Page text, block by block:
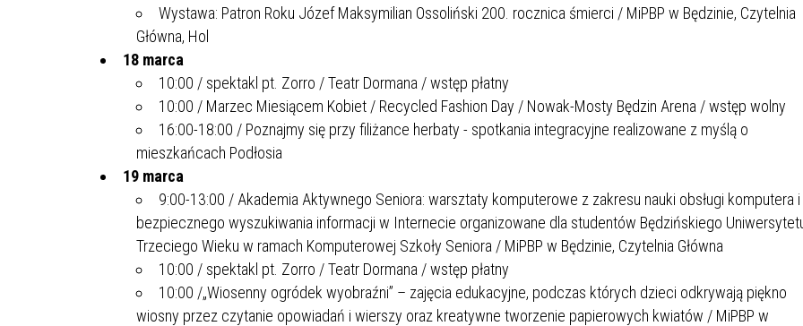
Wystawa: Patron Roku Józef Maksymilian Ossoliński 200. rocznica śmierci / MiPBP w Będzinie, Czytelnia
Główna, Hol
18 marca
10:00 / spektakl pt. Zorro / Teatr Dormana / wstęp płatny
10:00 / Marzec Miesiącem Kobiet / Recycled Fashion Day / Nowak-Mosty Będzin Arena / wstęp wolny
16:00-18:00 / Poznajmy się przy filiżance herbaty - spotkania integracyjne realizowane z myślą o
mieszkańcach Podłosia
19 marca
9:00-13:00 / Akademia Aktywnego Seniora: warsztaty komputerowe z zakresu nauki obsługi komputera i
bezpiecznego wyszukiwania informacji w Internecie organizowane dla studentów Będzińskiego
Trzeciego Wieku w ramach Komputerowej Szkoły Seniora / MiPBP w Będzinie, Czytelnia Główna
10:00 / spektakl pt. Zorro / Teatr Dormana / wstęp płatny
10:00 /„Wiosenny ogródek wyobraźni” – zajęcia edukacyjne, podczas których dzieci odkrywają piękno
wiosny przez czytanie opowiadań i wierszy oraz kreatywne tworzenie papierowych kwiatów / MiPBP w